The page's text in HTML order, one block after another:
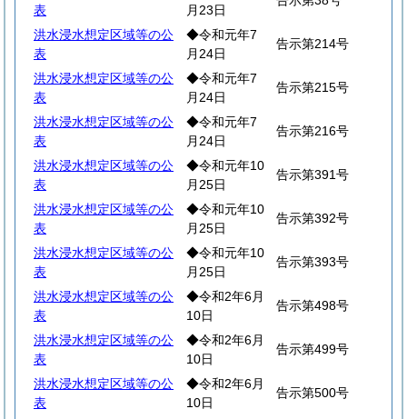
表
月23日
洪水浸水想定区域等の公
表
◆令和元年7
月24日
告示第214号
洪水浸水想定区域等の公
表
◆令和元年7
月24日
告示第215号
洪水浸水想定区域等の公
表
◆令和元年7
月24日
告示第216号
洪水浸水想定区域等の公
表
◆令和元年10
月25日
告示第391号
洪水浸水想定区域等の公
表
◆令和元年10
月25日
告示第392号
洪水浸水想定区域等の公
表
◆令和元年10
月25日
告示第393号
洪水浸水想定区域等の公
表
◆令和2年6月
10日
告示第498号
洪水浸水想定区域等の公
表
◆令和2年6月
10日
告示第499号
洪水浸水想定区域等の公
表
◆令和2年6月
10日
告示第500号